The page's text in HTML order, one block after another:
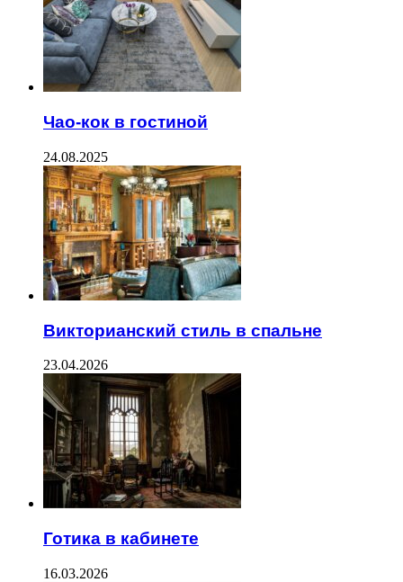
Чао-кок в гостиной
24.08.2025
Викторианский стиль в спальне
23.04.2026
Готика в кабинете
16.03.2026